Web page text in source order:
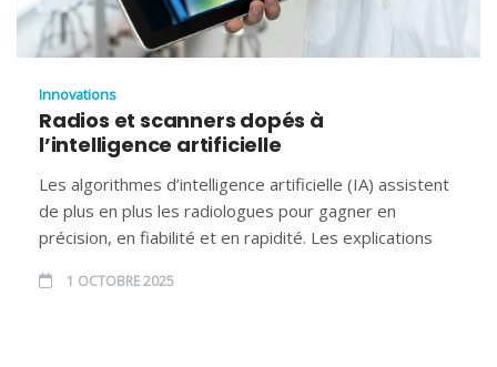
Innovations
Radios et scanners dopés à
l’intelligence artificielle
Les algorithmes d’intelligence artificielle (IA) assistent
de plus en plus les radiologues pour gagner en
précision, en fiabilité et en rapidité. Les explications
1 OCTOBRE 2025